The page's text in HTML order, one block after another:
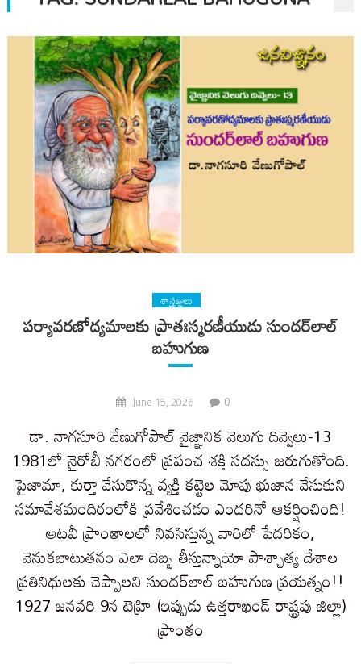
శాస్త్రజ్ఞులు
పర్యావరణోద్యమాలకు ప్రాతఃస్మరణీయుడు సుందర్​లాల్
బహుగుణ
June 15, 2026 0
డా. నాగసూరి వేణుగోపాల్ వైజ్ఞానిక వెలుగు దివ్వెలు-13
1981లో నైరోబీ నగరంలో ప్రపంచ శక్తి సదస్సు జరుగుతోంది.
పైజామా, కుర్తా వేసుకొన్న వ్యక్తి కట్టెల మోపు భుజాన వేసుకుని
సమావేశమందిరంలోకి ప్రవేశించడం ఎందరినో ఆకర్షించింది!
అటవీ ప్రాంతాలలో నివసిస్తున్న వారిలో పేదరికం,
వెనుకబాటుతనం ఎలా దెబ్బ తీస్తున్నాయో పాశ్చాత్య దేశాల
ప్రతినిధులకు చెప్పాలని సుందర్​లాల్ బహుగుణ ప్రయత్నం!!
1927 జనవరి 9న టెహ్రి (ఇప్పుడు ఉత్తరాఖండ్ రాష్ట్రపు జిల్లా)
ప్రాంతం